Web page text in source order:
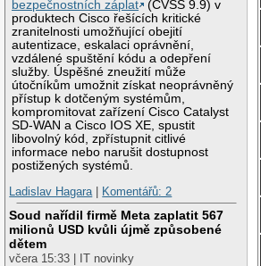
bezpečnostních záplat
(CVSS 9.9) v
produktech Cisco řešících kritické
zranitelnosti umožňující obejití
autentizace, eskalaci oprávnění,
vzdálené spuštění kódu a odepření
služby. Úspěšné zneužití může
útočníkům umožnit získat neoprávněný
přístup k dotčeným systémům,
kompromitovat zařízení Cisco Catalyst
SD-WAN a Cisco IOS XE, spustit
libovolný kód, zpřístupnit citlivé
informace nebo narušit dostupnost
postižených systémů.
Ladislav Hagara| Komentářů: 2
Soud nařídil firmě Meta zaplatit 567
milionů USD kvůli újmě způsobené
dětem
včera 15:33 | IT novinky